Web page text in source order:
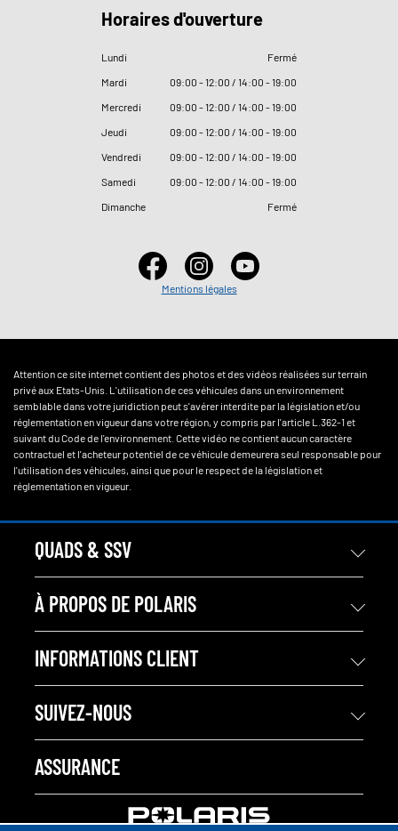
Horaires d'ouverture
Lundi
Fermé
Mardi
09:00 - 12:00 / 14:00 - 19:00
Mercredi
09:00 - 12:00 / 14:00 - 19:00
Jeudi
09:00 - 12:00 / 14:00 - 19:00
Vendredi
09:00 - 12:00 / 14:00 - 19:00
Samedi
09:00 - 12:00 / 14:00 - 19:00
Dimanche
Fermé
Mentions légales
Attention ce site internet contient des photos et des vidéos réalisées sur terrain
privé aux Etats-Unis. L'utilisation de ces véhicules dans un environnement
semblable dans votre juridiction peut s'avérer interdite par la législation et/ou
réglementation en vigueur dans votre région, y compris par l'article L.362-1 et
suivant du Code de l'environnement. Cette vidéo ne contient aucun caractère
contractuel et l'acheteur potentiel de ce véhicule demeurera seul responsable pour
l'utilisation des véhicules, ainsi que pour le respect de la législation et
réglementation en vigueur.
QUADS & SSV
À PROPOS DE POLARIS
INFORMATIONS CLIENT
SUIVEZ-NOUS
ASSURANCE